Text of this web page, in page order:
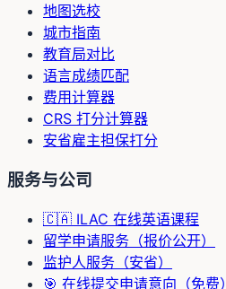
地图选校
城市指南
教育局对比
语言成绩匹配
费用计算器
CRS 打分计算器
安省雇主担保打分
服务与公司
🇨🇦 ILAC 在线英语课程
留学申请服务（报价公开）
监护人服务（安省）
🎯 在线提交申请意向（免费）